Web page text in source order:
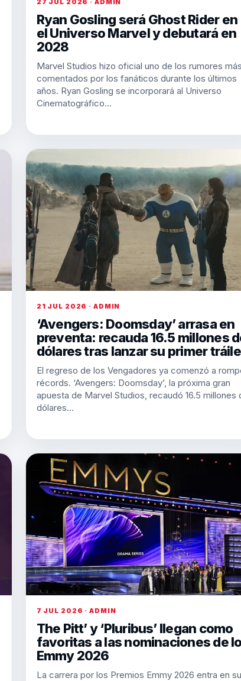
27 JUL 2026 · ADMIN
Ryan Gosling será Ghost Rider en
el Universo Marvel y debutará en
2028
Marvel Studios hizo oficial uno de los rumores más
comentados por los fanáticos durante los últimos
años. Ryan Gosling se incorporará al Universo
Cinematográfico…
21 JUL 2026 · ADMIN
‘Avengers: Doomsday’ arrasa en
preventa: recauda 16.5 millones
dólares tras lanzar su primer
El regreso de los Vengadores ya comenzó a
récords. ‘Avengers: Doomsday’, la próxima gran
apuesta de Marvel Studios, recaudó 16.5 millones
dólares…
7 JUL 2026 · ADMIN
The Pitt’ y ‘Pluribus’ llegan como
favoritas a las nominaciones de
Emmy 2026
La carrera por los Premios Emmy 2026 entra en su